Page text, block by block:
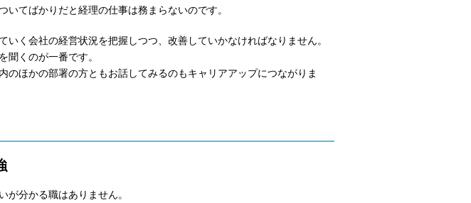
いてばかりだと経理の仕事は務まらないのです。
いく会社の経営状況を把握しつつ、改善していかなければなりません。
聞くのが一番です。
のほかの部署の方ともお話してみるのもキャリアアップにつながりま
が分かる職はありません。